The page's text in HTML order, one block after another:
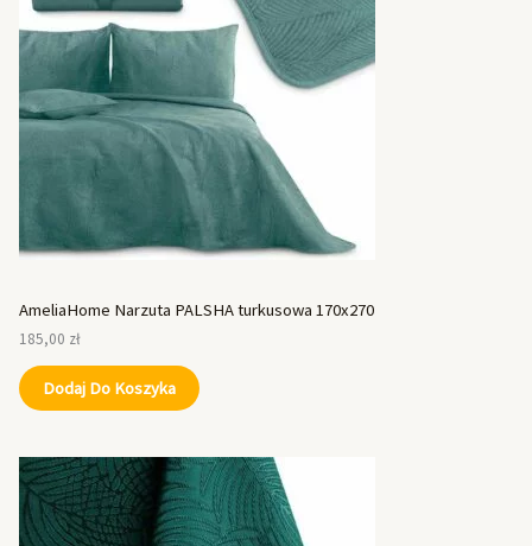
AmeliaHome Narzuta PALSHA turkusowa 170x270
185,00 zł
Dodaj Do Koszyka